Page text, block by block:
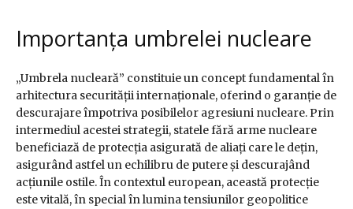
Importanța umbrelei nucleare
„Umbrela nucleară” constituie un concept fundamental în
arhitectura securității internaționale, oferind o garanție de
descurajare împotriva posibilelor agresiuni nucleare. Prin
intermediul acestei strategii, statele fără arme nucleare
beneficiază de protecția asigurată de aliați care le dețin,
asigurând astfel un echilibru de putere și descurajând
acțiunile ostile. În contextul european, această protecție
este vitală, în special în lumina tensiunilor geopolitice